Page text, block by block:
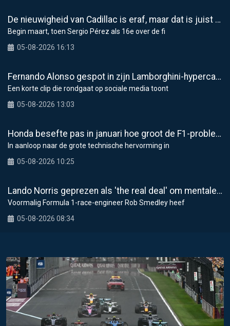
De nieuwigheid van Cadillac is eraf, maar dat is juist een compliment
Begin maart, toen Sergio Pérez als 16e over de fi
05-08-2026 16:13
Fernando Alonso gespot in zijn Lamborghini-hypercar van 5,9 miljoen dollar in Monaco
Een korte clip die rondgaat op sociale media toont
05-08-2026 13:03
Honda besefte pas in januari hoe groot de F1-problemen waren
In aanloop naar de grote technische hervorming in
05-08-2026 10:25
Lando Norris geprezen als 'the real deal' om mentale weerbaarheid
Voormalig Formula 1-race-engineer Rob Smedley heef
05-08-2026 08:34